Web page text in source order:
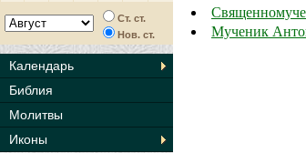
Ст. ст.
Нов. ст.
Календарь
Библия
Молитвы
Иконы
Мученик